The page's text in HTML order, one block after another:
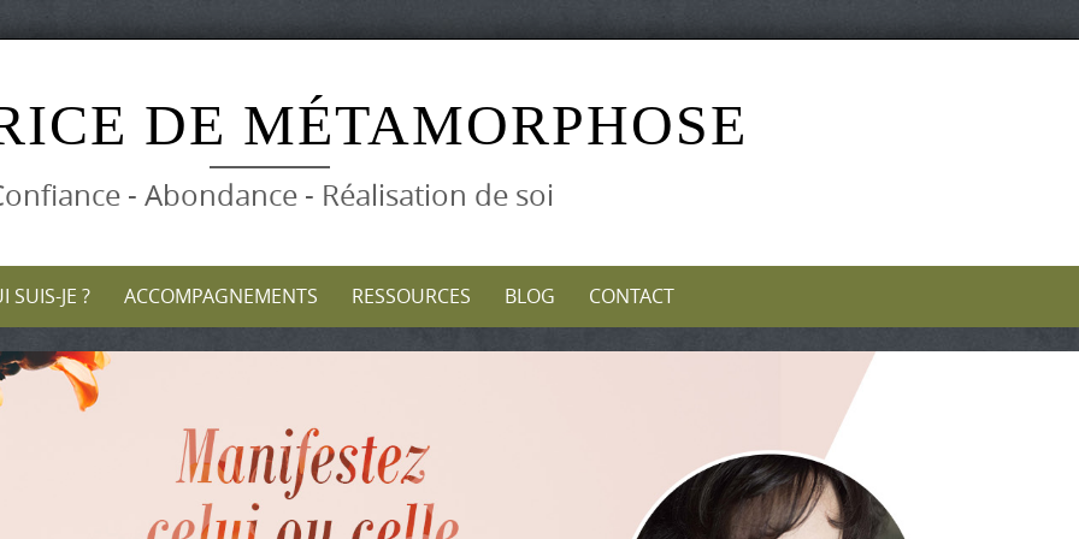
content
DE MÉTAMORPHOSE
- Abondance - Réalisation de soi
SUIS-JE ? ACCOMPAGNEMENTS RESSOURCES BLOG CONTACT